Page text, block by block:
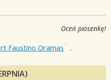
Oceń piosenkę!
Faustino Oramas .